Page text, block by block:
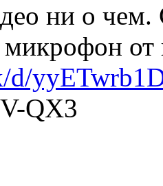
ни о
микрофон
d/
QX3